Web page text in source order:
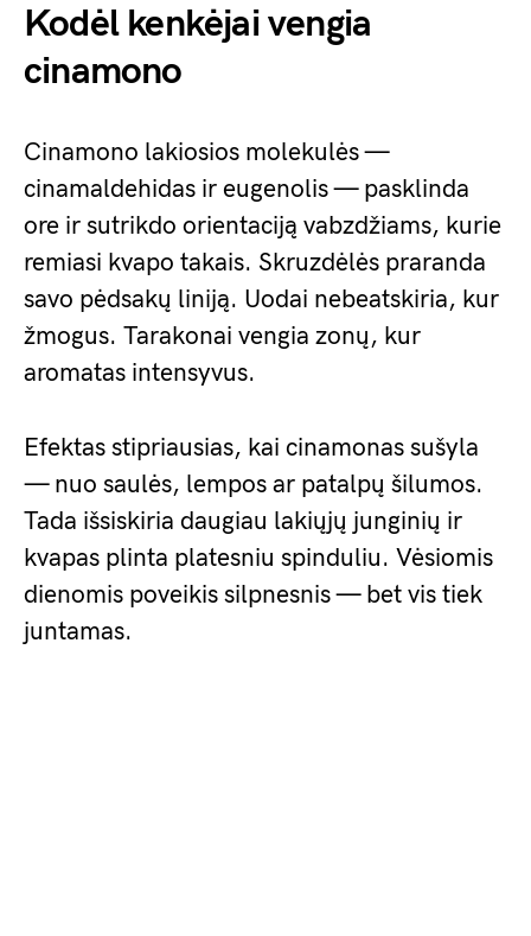
Kodėl kenkėjai vengia
cinamono
Cinamono lakiosios molekulės —
cinamaldehidas ir eugenolis — pasklinda
ore ir sutrikdo orientaciją vabzdžiams, kurie
remiasi kvapo takais. Skruzdėlės praranda
savo pėdsakų liniją. Uodai nebeatskiria, kur
žmogus. Tarakonai vengia zonų, kur
aromatas intensyvus.
Efektas stipriausias, kai cinamonas sušyla
— nuo saulės, lempos ar patalpų šilumos.
Tada išsiskiria daugiau lakiųjų junginių ir
kvapas plinta platesniu spinduliu. Vėsiomis
dienomis poveikis silpnesnis — bet vis tiek
juntamas.